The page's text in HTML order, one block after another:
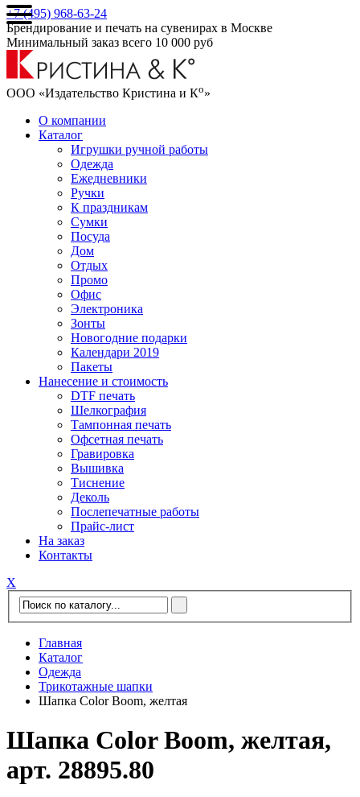
+7 (495) 968-63-24
Брендирование и печать на сувенирах в Москве
Минимальный заказ всего 10 000 руб
ООО «Издательство Кристина и Ко»
О компании
Каталог
Игрушки ручной работы
Одежда
Ежедневники
Ручки
К праздникам
Сумки
Посуда
Дом
Отдых
Промо
Офис
Электроника
Зонты
Новогодние подарки
Календари 2019
Пакеты
Нанесение и стоимость
DTF печать
Шелкография
Тампонная печать
Офсетная печать
Гравировка
Вышивка
Тиснение
Деколь
Послепечатные работы
Прайс-лист
На заказ
Контакты
Х
Главная
Каталог
Одежда
Трикотажные шапки
Шапка Color Boom, желтая
Шапка Color Boom, желтая,
арт. 28895.80